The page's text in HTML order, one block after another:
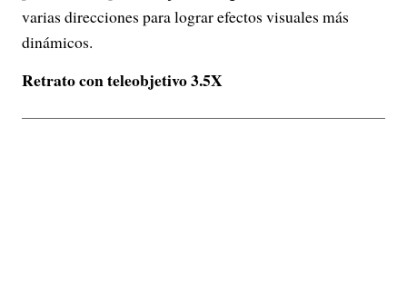
varias direcciones para lograr efectos visuales más
dinámicos.
Retrato con teleobjetivo 3.5X